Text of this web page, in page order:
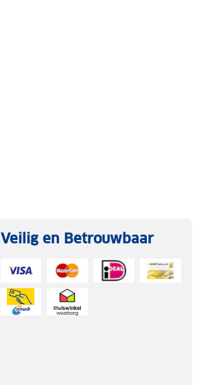
Veilig en Betrouwbaar